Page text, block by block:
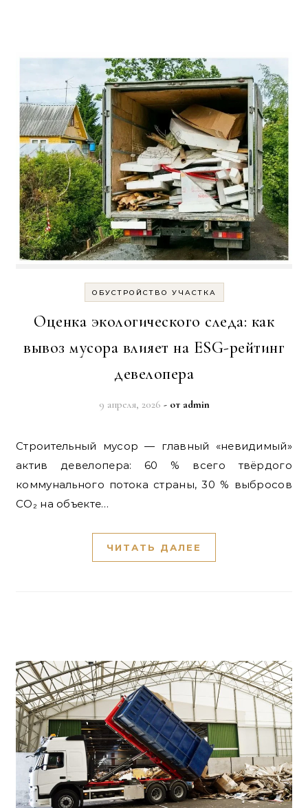
ОБУСТРОЙСТВО УЧАСТКА
Оценка экологического следа: как
вывоз мусора влияет на ESG-рейтинг
девелопера
9 апреля, 2026 - от admin
Строительный мусор — главный «невидимый»
актив девелопера: 60 % всего твёрдого
коммунального потока страны, 30 % выбросов
CO₂ на объекте…
ЧИТАТЬ ДАЛЕЕ